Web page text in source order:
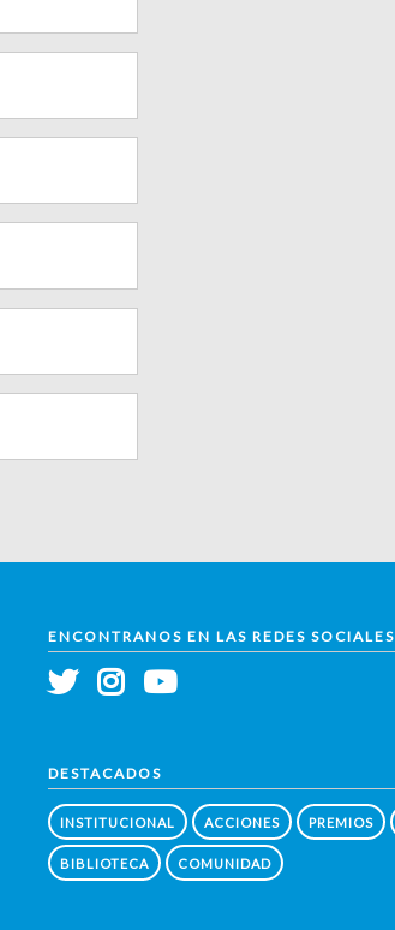
ENCONTRANOS EN LAS REDES SOCIALES
DESTACADOS
INSTITUCIONAL ACCIONES PREMIOS
BIBLIOTECA COMUNIDAD